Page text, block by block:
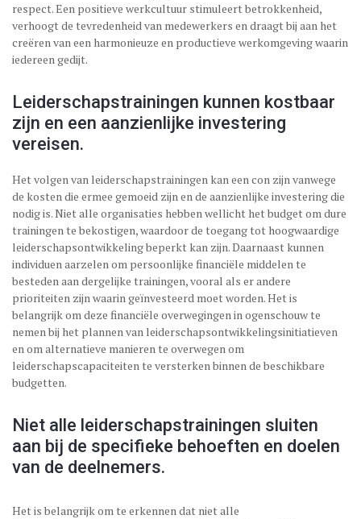
respect. Een positieve werkcultuur stimuleert betrokkenheid,
verhoogt de tevredenheid van medewerkers en draagt bij aan het
creëren van een harmonieuze en productieve werkomgeving waarin
iedereen gedijt.
Leiderschapstrainingen kunnen kostbaar
zijn en een aanzienlijke investering
vereisen.
Het volgen van leiderschapstrainingen kan een con zijn vanwege
de kosten die ermee gemoeid zijn en de aanzienlijke investering die
nodig is. Niet alle organisaties hebben wellicht het budget om dure
trainingen te bekostigen, waardoor de toegang tot hoogwaardige
leiderschapsontwikkeling beperkt kan zijn. Daarnaast kunnen
individuen aarzelen om persoonlijke financiële middelen te
besteden aan dergelijke trainingen, vooral als er andere
prioriteiten zijn waarin geïnvesteerd moet worden. Het is
belangrijk om deze financiële overwegingen in ogenschouw te
nemen bij het plannen van leiderschapsontwikkelingsinitiatieven
en om alternatieve manieren te overwegen om
leiderschapscapaciteiten te versterken binnen de beschikbare
budgetten.
Niet alle leiderschapstrainingen sluiten
aan bij de specifieke behoeften en doelen
van de deelnemers.
Het is belangrijk om te erkennen dat niet alle